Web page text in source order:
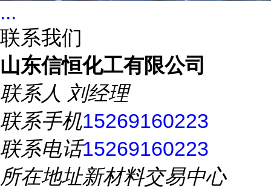
...
联系我们
山东信恒化工有限公司
联系人 刘经理
联系手机15269160223
联系电话15269160223
所在地址新材料交易中心